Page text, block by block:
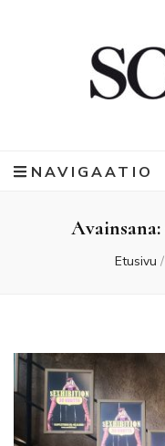
NAVIGAATIO
Avainsana:
Etusivu /